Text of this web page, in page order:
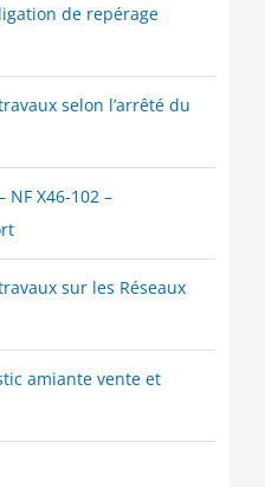
de repérage
selon l’arrêté du
X46-102 –
sur les Réseaux
amiante vente et